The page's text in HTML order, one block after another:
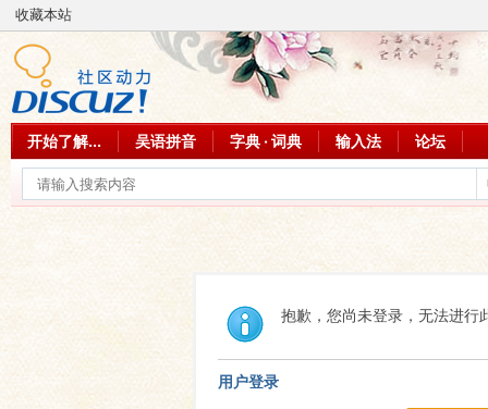
收藏本站
开始了解... 吴语拼音 字典 · 词典 输入法 论坛
抱歉，您尚未登录，无法进行
用户登录